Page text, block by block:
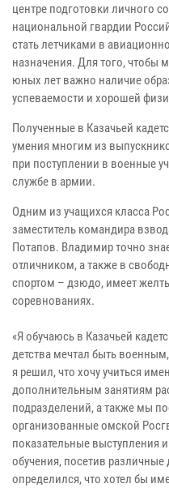
центре подготовки личного
национальной гвардии
стать летчиками в
назначения. Для того, чтобы
юных лет важно наличие
успеваемости и хорошей
Полученные в Казачьей
умения многим из
при поступлении в военные
службе в армии.
Одним из учащихся класса
заместитель командира
Потапов. Владимир точно
отличником, а также в
спортом – дзюдо, имеет
соревнованиях.
«Я обучаюсь в Казачьей
детства мечтал быть
я решил, что хочу учиться
дополнительным занятиям
подразделений, а также мы
организованные омской
показательные выступления
обучения, посетив
определился, что хотел бы